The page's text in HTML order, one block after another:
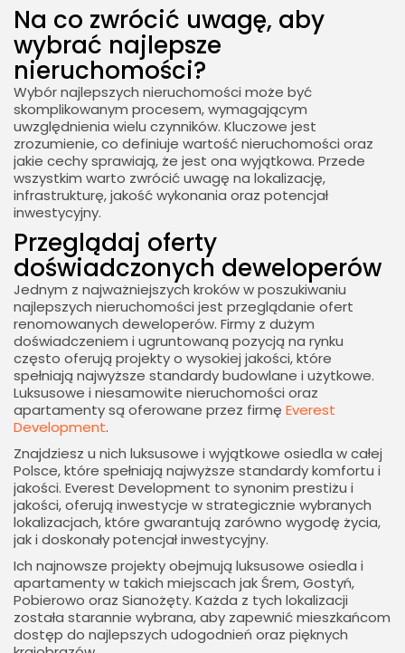
Na co zwrócić uwagę, aby
wybrać najlepsze
nieruchomości?
Wybór najlepszych nieruchomości może być
skomplikowanym procesem, wymagającym
uwzględnienia wielu czynników. Kluczowe jest
zrozumienie, co definiuje wartość nieruchomości oraz
jakie cechy sprawiają, że jest ona wyjątkowa. Przede
wszystkim warto zwrócić uwagę na lokalizację,
infrastrukturę, jakość wykonania oraz potencjał
inwestycyjny.
Przeglądaj oferty
doświadczonych deweloperów
Jednym z najważniejszych kroków w poszukiwaniu
najlepszych nieruchomości jest przeglądanie ofert
renomowanych deweloperów. Firmy z dużym
doświadczeniem i ugruntowaną pozycją na rynku
często oferują projekty o wysokiej jakości, które
spełniają najwyższe standardy budowlane i użytkowe.
Luksusowe i niesamowite nieruchomości oraz
apartamenty są oferowane przez firmę Everest
Development.
Znajdziesz u nich luksusowe i wyjątkowe osiedla w całej
Polsce, które spełniają najwyższe standardy komfortu i
jakości. Everest Development to synonim prestiżu i
jakości, oferują inwestycje w strategicznie wybranych
lokalizacjach, które gwarantują zarówno wygodę życia,
jak i doskonały potencjał inwestycyjny.
Ich najnowsze projekty obejmują luksusowe osiedla i
apartamenty w takich miejscach jak Śrem, Gostyń,
Pobierowo oraz Sianożęty. Każda z tych lokalizacji
została starannie wybrana, aby zapewnić mieszkańcom
dostęp do najlepszych udogodnień oraz pięknych